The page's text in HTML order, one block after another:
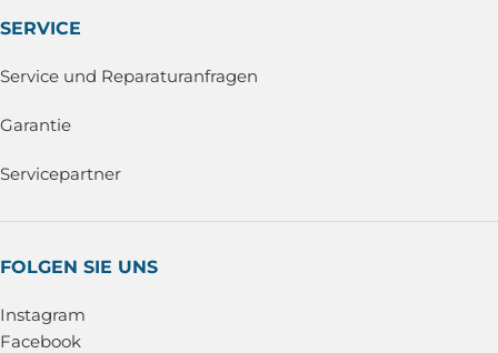
SERVICE
Service und Reparaturanfragen
Garantie
Servicepartner
FOLGEN SIE UNS
Instagram
Facebook